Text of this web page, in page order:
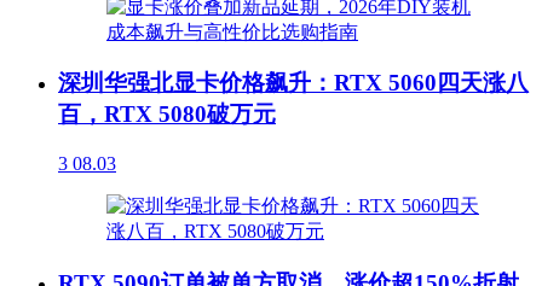
深圳华强北显卡价格飙升：RTX 5060四天涨八
百，RTX 5080破万元
3 08.03